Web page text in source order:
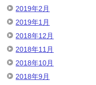
2019年2月
2019年1月
2018年12月
2018年11月
2018年10月
2018年9月